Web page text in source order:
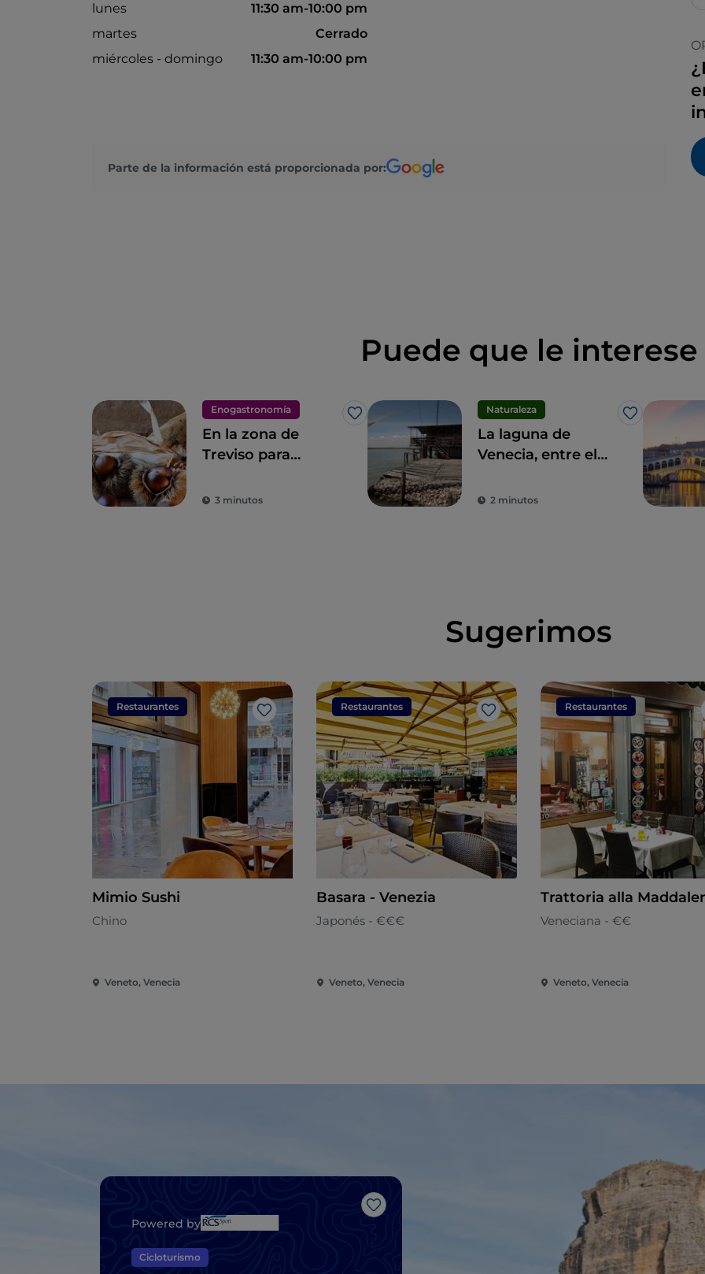
lunes
11:30 am-10:00 pm
martes
Cerrado
miércoles - domingo
11:30 am-10:00 pm
Parte de la información está proporcionada por:
Puede que le interese
Enogastronomía
Me gusta
En la zona de
Treviso para
Castañas del
3 minutos
Naturaleza
Me gusta
La laguna de
Venecia, entre el
ornitológico y el
2 minutos
Sugerimos
Restaurantes
Me gusta
Mimio Sushi
Chino
Veneto, Venecia
Restaurantes
Me gusta
Basara - Venezia
Japonés - €€€
Veneto, Venecia
Restaurantes
Trattoria alla
Veneciana - €€
Veneto, Venecia
Me gusta
Powered by
Cicloturismo